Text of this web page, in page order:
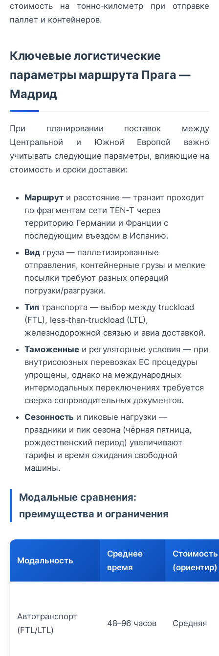
стоимость на тонно‑километр при отправке
паллет и контейнеров.
Ключевые логистические
параметры маршрута Прага —
Мадрид
При планировании поставок между
Центральной и Южной Европой важно
учитывать следующие параметры, влияющие на
стоимость и сроки доставки:
Маршрут и расстояние — транзит проходит
по фрагментам сети TEN‑T через
территорию Германии и Франции с
последующим въездом в Испанию.
Вид груза — паллетизированные
отправления, контейнерные грузы и мелкие
посылки требуют разных операций
погрузки/разгрузки.
Тип транспорта — выбор между truckload
(FTL), less‑than‑truckload (LTL),
железнодорожной связью и авиа доставкой.
Таможенные и регуляторные условия — при
внутрисоюзных перевозках ЕС процедуры
упрощены, однако на международных
интермодальных переключениях требуется
сверка сопроводительных документов.
Сезонность и пиковые нагрузки —
праздники и пик сезона (чёрная пятница,
рождественский период) увеличивают
тарифы и время ожидания свободной
машины.
Модальные сравнения:
преимущества и ограничения
Модальность
Среднее
время
Стоимость
(ориентир)
Автотранспорт
(FTL/LTL)
48–96 часов Средняя